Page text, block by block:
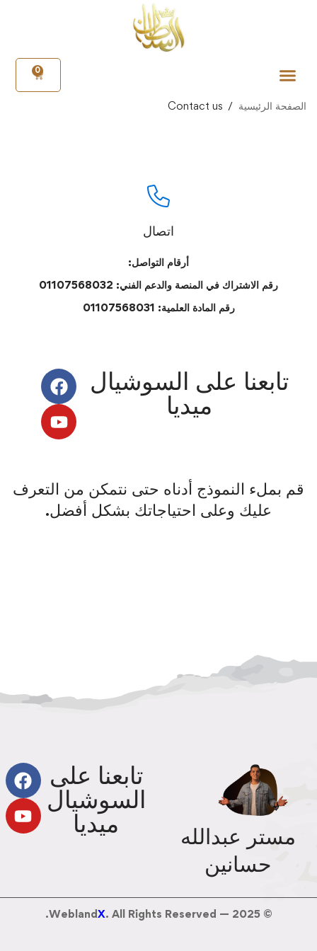
0
الصفحة الرئيسية Contact us
اتصال
‏أرقام التواصل:
رقم الاشتراك في المنصة والدعم الفني: 01107568032
رقم المادة العلمية: 01107568031
تابعنا على السوشيال
ميديا
قم بملء النموذج أدناه حتى نتمكن من التعرف
عليك وعلى احتياجاتك بشكل أفضل.
تابعنا على
السوشيال
ميديا
مستر عبدالله
حسانين
© 2025 —
WeblandX. All Rights Reserved.